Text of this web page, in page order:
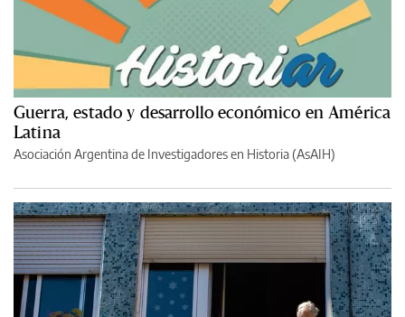
Guerra, estado y desarrollo económico en América
Latina
Asociación Argentina de Investigadores en Historia (AsAIH)